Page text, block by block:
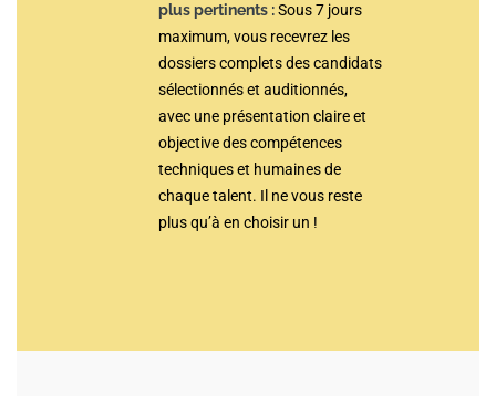
plus pertinents :Sous 7 jours
maximum, vous recevrez les
dossiers complets des candidats
sélectionnés et auditionnés,
avec une présentation claire et
objective des compétences
techniques et humaines de
chaque talent. Il ne vous reste
plus qu’à en choisir un !